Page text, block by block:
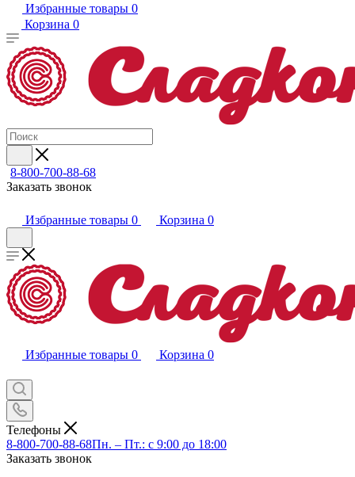
Избранные товары 0
Корзина 0
8-800-700-88-68
Заказать звонок
Избранные товары 0 Корзина 0
Избранные товары 0 Корзина 0
Телефоны
8-800-700-88-68Пн. – Пт.: с 9:00 до 18:00
Заказать звонок